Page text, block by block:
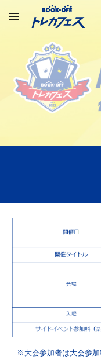
Skip to main content
※大会参加者は大会参